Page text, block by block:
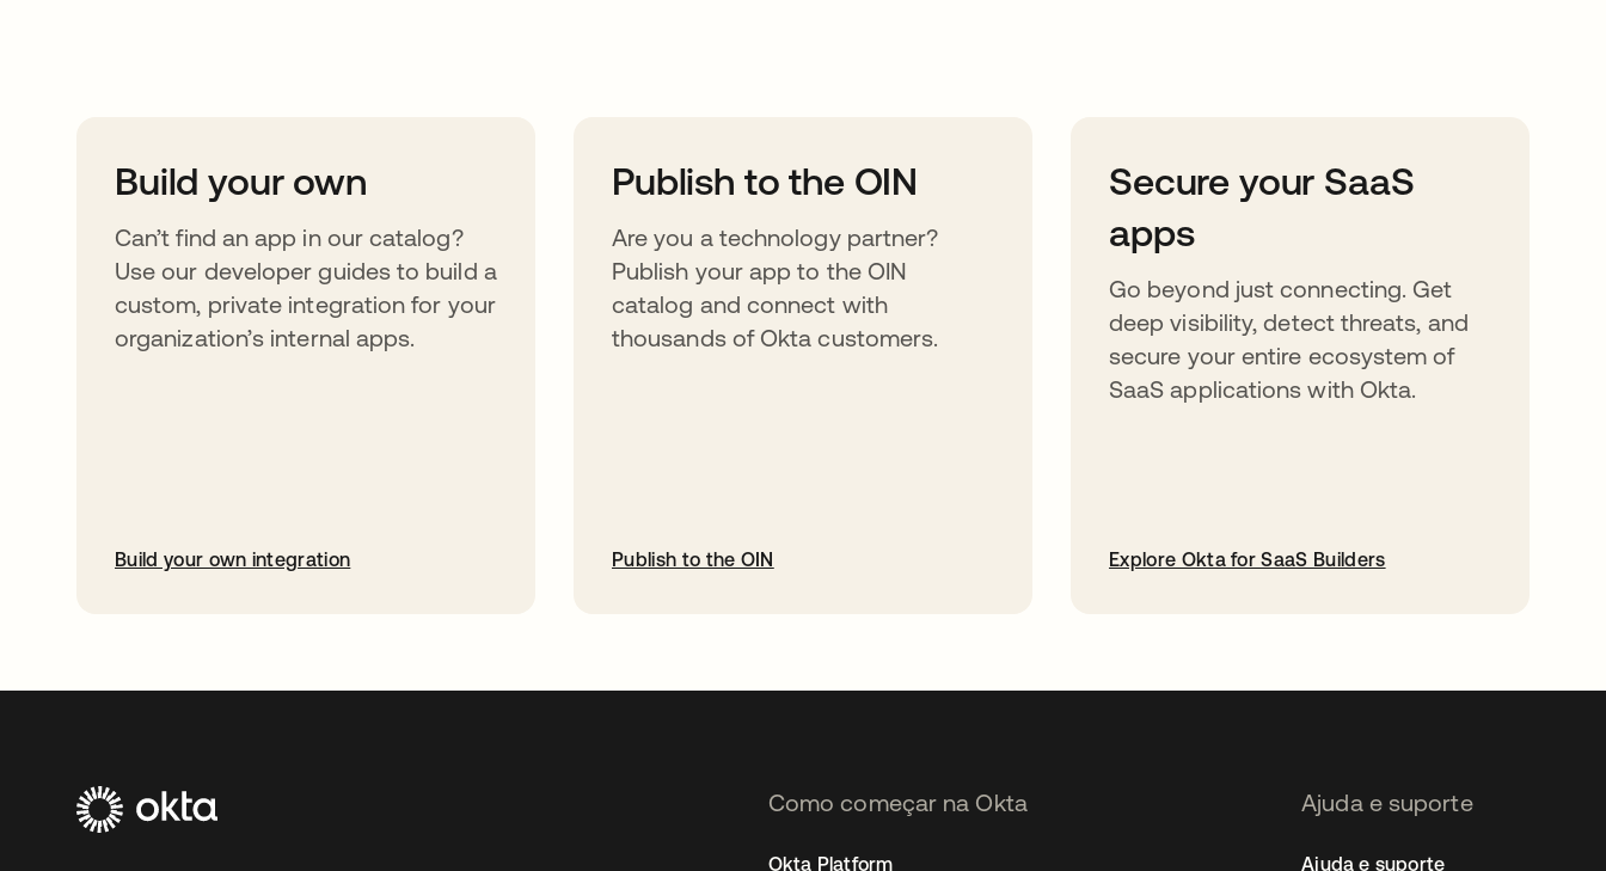
Build your own
Can’t find an app in our catalog?
Use our developer guides to build a
custom, private integration for your
organization’s internal apps.
Build your own integration
Publish to the OIN
Are you a technology partner?
Publish your app to the OIN
catalog and connect with
thousands of Okta customers.
Publish to the OIN
Secure your SaaS
apps
Go beyond just connecting. Get
deep visibility, detect threats, and
secure your entire ecosystem of
SaaS applications with Okta.
Explore Okta for SaaS Builders
Como começar na Okta
Okta Platform
Ajuda e suporte
Ajuda e suporte